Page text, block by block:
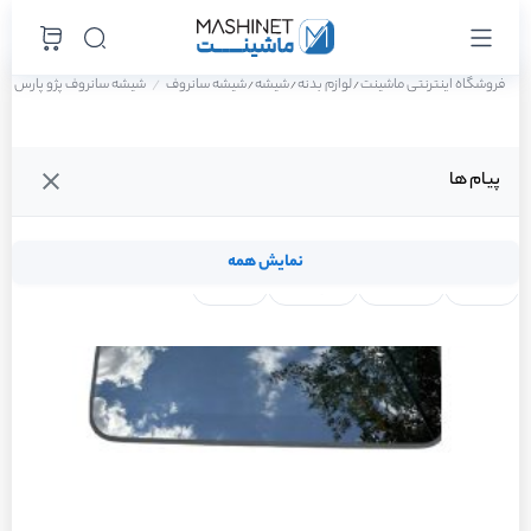
پیام ها
نمایش همه
فروشگاه اینترنتی ماشینت/لوازم بدنه/شیشه/شیشه سانروف شیشه سانروف پژو پارس ELX-TU5 سال 1401